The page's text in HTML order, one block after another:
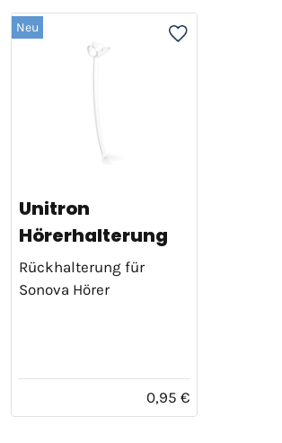
Neu
Unitron
Hörerhalterung
Rückhalterung für
Sonova Hörer
0,95 €